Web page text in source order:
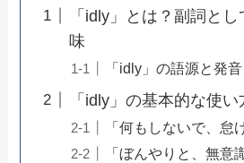
「idly」とは？副詞と
味
「idly」の語源と発音
「idly」の基本的な使
「何もしないで、怠
「ぼんやりと、無意